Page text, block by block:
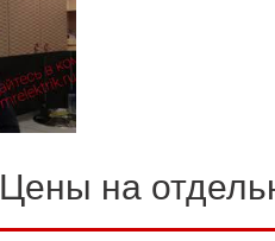
Цены на